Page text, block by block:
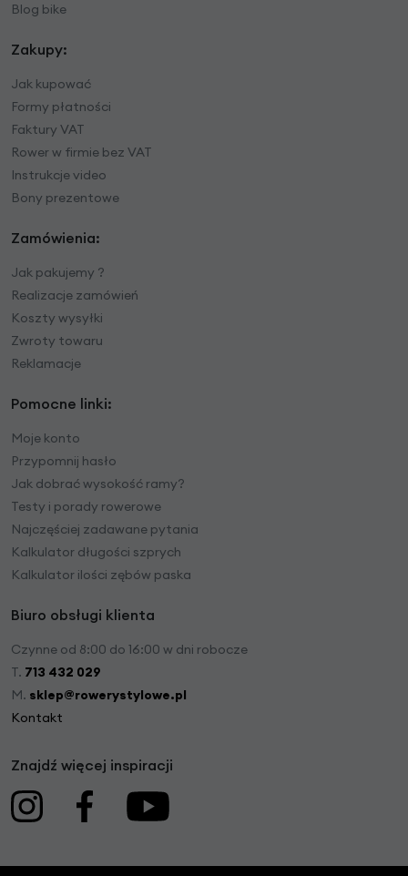
Blog bike
Zakupy:
Jak kupować
Formy płatności
Faktury VAT
Rower w firmie bez VAT
Instrukcje video
Bony prezentowe
Zamówienia:
Jak pakujemy ?
Realizacje zamówień
Koszty wysyłki
Zwroty towaru
Reklamacje
Pomocne linki:
Moje konto
Przypomnij hasło
Jak dobrać wysokość ramy?
Testy i porady rowerowe
Najczęściej zadawane pytania
Kalkulator długości szprych
Kalkulator ilości zębów paska
Biuro obsługi klienta
Czynne od 8:00 do 16:00 w dni robocze
T. 713 432 029
M. sklep@rowerystylowe.pl
Kontakt
Znajdź więcej inspiracji